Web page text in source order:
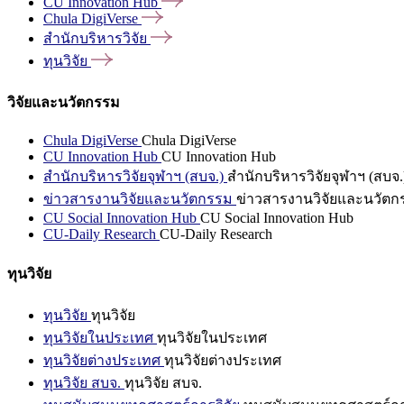
Chula DigiVerse
สำนักบริหารวิจัย
ทุนวิจัย
วิจัยและนวัตกรรม
Chula DigiVerse Chula DigiVerse
CU Innovation Hub CU Innovation Hub
สำนักบริหารวิจัยจุฬาฯ (สบจ.) สำนักบริหารวิจัยจุฬาฯ (สบจ
ข่าวสารงานวิจัยและนวัตกรรม ข่าวสารงานวิจัยและนวัตก
CU Social Innovation Hub CU Social Innovation Hub
CU-Daily Research CU-Daily Research
ทุนวิจัย
ทุนวิจัย ทุนวิจัย
ทุนวิจัยในประเทศ ทุนวิจัยในประเทศ
ทุนวิจัยต่างประเทศ ทุนวิจัยต่างประเทศ
ทุนวิจัย สบจ. ทุนวิจัย สบจ.